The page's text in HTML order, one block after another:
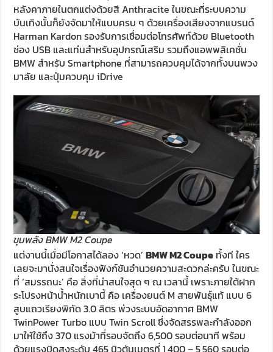
หลังคาภายในตกแต่งด้วยสี Anthracite ในขณะที่ระบบความ
บันเทิงนั้นก็ยังจัดมาให้แบบครบ ๆ ด้วยเครื่องเสียงจากแบรนด์
Harman Kardon รองรับการเชื่อมต่อโทรศัพท์ด้วย Bluetooth
ช่อง USB และแท่นสำหรับอุปกรณ์เสริม รวมถึงแอพพลิเคชั่น
BMW สำหรับ Smartphone ที่สามารถควบคุมได้จากทั้งบนพวง
มาลัย และปุ่มควบคุม iDrive
ขุมพลัง BMW M2 Coupe
แต่งานนี้เมื่อมีโอกาสได้ลอง ‘หวด’BMW M2 Coupe ทั้งที ใคร
เลยจะมานั่งสนใจเรื่องฟังก์ชันอำนวยความสะดวกล่ะครับ ในขณะ
ที่ ‘สมรรถนะ’ คือ สิ่งที่น่าสนใจสุด ๆ ณ เวลานี้ เพราะภายใต้ฝาก
ระโปรงหน้าน้ำหนักเบานี้ คือ เครื่องยนต์ M สายพันธุ์แท้ แบบ 6
สูบแถวเรียงพิกัด 3.0 ลิตร พ่วงระบบอัดอากาศ BMW
TwinPower Turbo แบบ Twin Scroll ซึ่งจัดสรรพละกำลังออก
มาให้ใช้ถึง 370 แรงม้าที่รอบจัดถึง 6,500 รอบต่อนาที พร้อม
ด้วยแรงบิดสูงระดับ 465 นิวตันเมตรที่ 1,400 – 5,560 รอบต่อ